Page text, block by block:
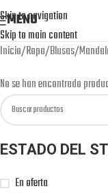
Skip to navigation
Skip to main content
MENU
ESTADO DEL
En oferta
Inicio Ropa Blusas
No se han encontrado